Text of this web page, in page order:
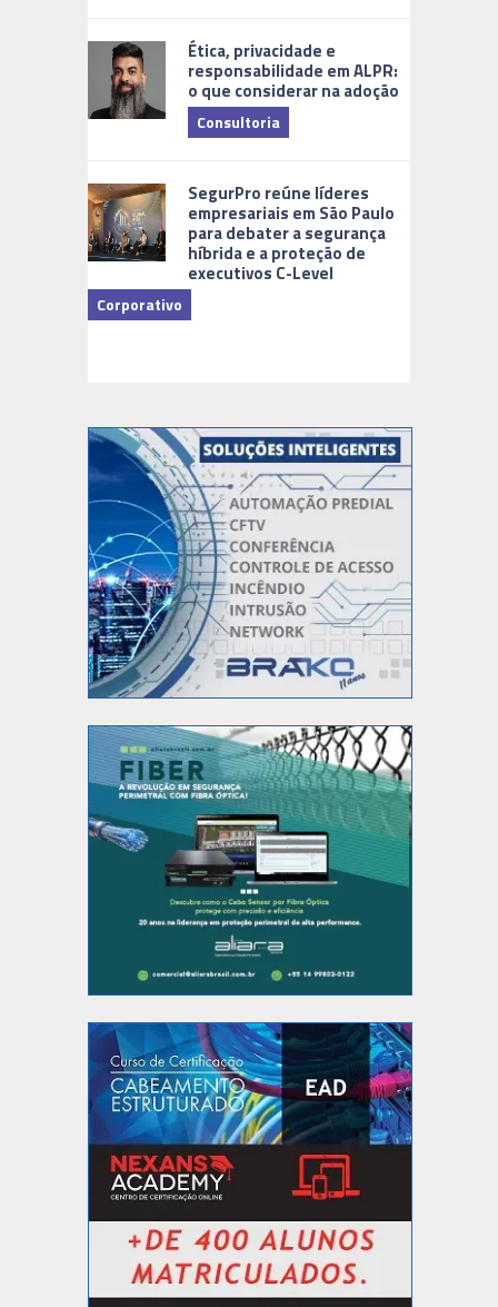
Ética, privacidade e
responsabilidade em ALPR:
o que considerar na adoção
Consultoria
SegurPro reúne líderes
empresariais em São Paulo
para debater a segurança
híbrida e a proteção de
executivos C-Level
Corporativo